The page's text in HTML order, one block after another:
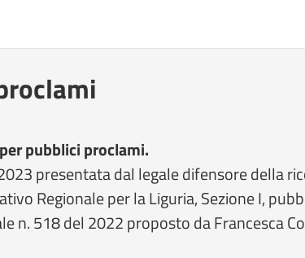
pubblici proclami.
presentata dal legale difensore della
Regionale per la Liguria, Sezione I,
n. 518 del 2022 proposto da Francesca